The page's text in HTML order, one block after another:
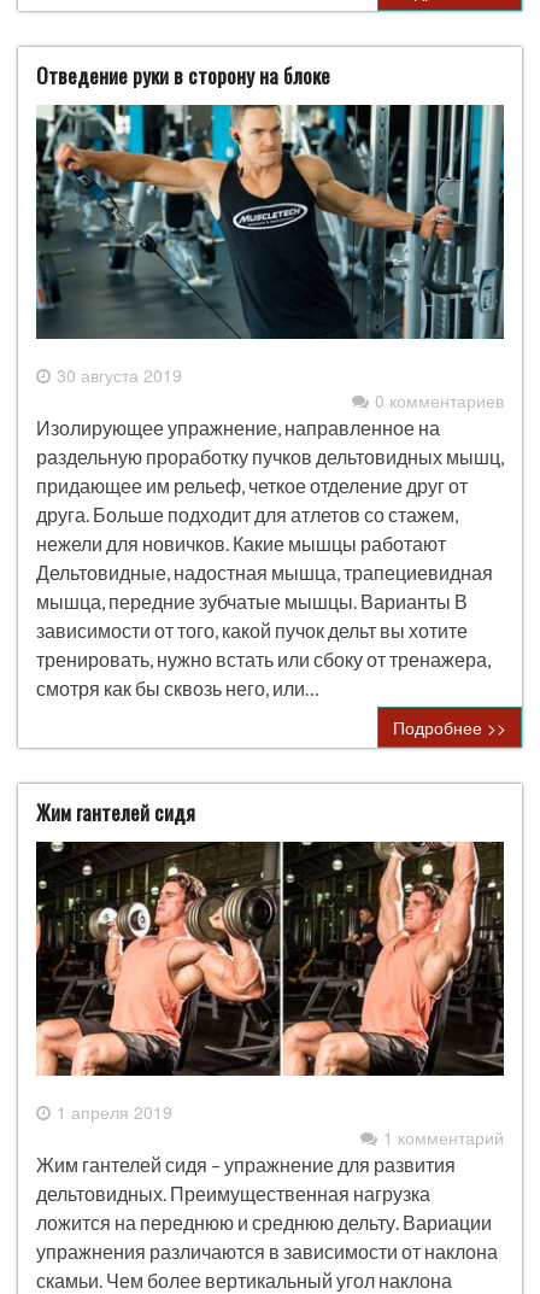
Отведение руки в сторону на блоке
30 августа 2019
0 комментариев
Изолирующее упражнение, направленное на
раздельную проработку пучков дельтовидных мышц,
придающее им рельеф, четкое отделение друг от
друга. Больше подходит для атлетов со стажем,
нежели для новичков. Какие мышцы работают
Дельтовидные, надостная мышца, трапециевидная
мышца, передние зубчатые мышцы. Варианты В
зависимости от того, какой пучок дельт вы хотите
тренировать, нужно встать или сбоку от тренажера,
смотря как бы сквозь него, или…
Подробнее >>
Жим гантелей сидя
1 апреля 2019
1 комментарий
Жим гантелей сидя – упражнение для развития
дельтовидных. Преимущественная нагрузка
ложится на переднюю и среднюю дельту. Вариации
упражнения различаются в зависимости от наклона
скамьи. Чем более вертикальный угол наклона